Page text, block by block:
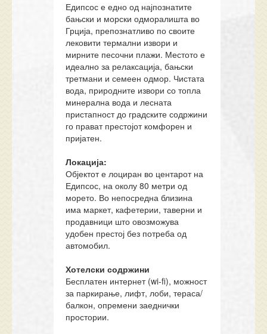
Едипсос е едно од најпознатите
бањски и морски одморалишта во
Грција, препознатливо по своите
лековити термални извори и
мирните песочни плажи. Местото е
идеално за релаксација, бањски
третмани и семеен одмор. Чистата
вода, природните извори со топла
минерална вода и лесната
пристапност до градските содржини
го прават престојот комфорен и
пријатен.
Локација:
Објектот е лоциран во центарот на
Едипсос, на околу 80 метри од
морето. Во непосредна близина
има маркет, кафетерии, таверни и
продавници што овозможува
удобен престој без потреба од
автомобил.
Хотелски содржини
Бесплатен интернет (wi-fi), можност
за паркирање, лифт, лоби, тераса/
балкон, опремени заеднички
простории.